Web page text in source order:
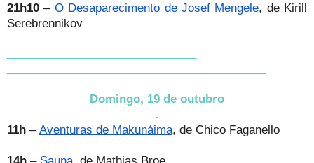
21h10– O Desaparecimento de Josef Mengele, de Kirill
Serebrennikov
Domingo, 19 de outubro
.
11h – Aventuras de Makunáima, de Chico Faganello